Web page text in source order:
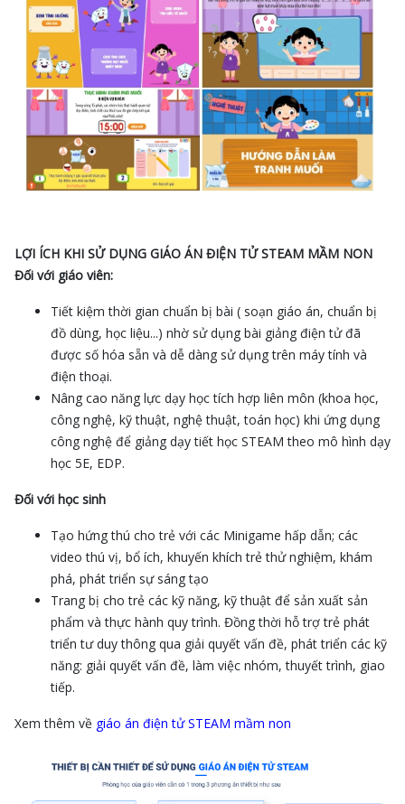
LỢI ÍCH KHI SỬ DỤNG GIÁO ÁN ĐIỆN TỬ STEAM MẦM NON
Đối với giáo viên:
Tiết kiệm thời gian chuẩn bị bài ( soạn giáo án, chuẩn bị
đồ dùng, học liệu...) nhờ sử dụng bài giảng điện tử đã
được số hóa sẵn và dễ dàng sử dụng trên máy tính và
điện thoại.
Nâng cao năng lực dạy học tích hợp liên môn (khoa học,
công nghệ, kỹ thuật, nghệ thuật, toán học) khi ứng dụng
công nghệ để giảng dạy tiết học STEAM theo mô hình dạy
học 5E, EDP.
Đối với học sinh
Tạo hứng thú cho trẻ với các Minigame hấp dẫn; các
video thú vị, bổ ích, khuyến khích trẻ thử nghiệm, khám
phá, phát triển sự sáng tạo
Trang bị cho trẻ các kỹ năng, kỹ thuật để sản xuất sản
phẩm và thực hành quy trình. Đồng thời hỗ trợ trẻ phát
triển tư duy thông qua giải quyết vấn đề, phát triển các kỹ
năng: giải quyết vấn đề, làm việc nhóm, thuyết trình, giao
tiếp.
Xem thêm về giáo án điện tử STEAM mầm non